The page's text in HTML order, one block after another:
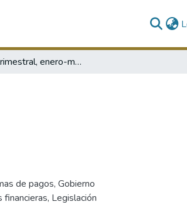
Boletín trimestral, enero-marzo de 1997
de pagos, Gobierno
financieras, Legislación